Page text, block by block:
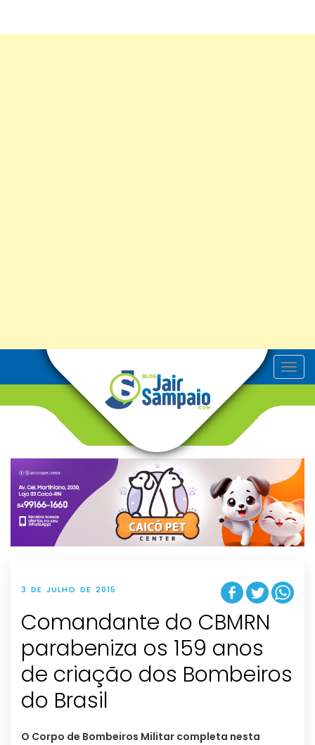
T
o
v
g
t
i
o
n
3 DE JULHO DE 2015
Comandante do CBMRN
parabeniza os 159 anos
de criação dos Bombeiros
do Brasil
O Corpo de Bombeiros Militar completa nesta